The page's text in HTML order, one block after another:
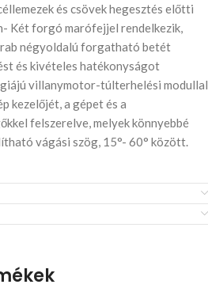
és csövek hegesztés előtti
Két forgó marófejjel rendelkezik,
négyoldalú forgatható betét
és kivételes hatékonyságot
villanymotor-túlterhelési modullal
kezelőjét, a gépet és a
felszerelve, melyek könnyebbé
vágási szög, 15°- 60° között.